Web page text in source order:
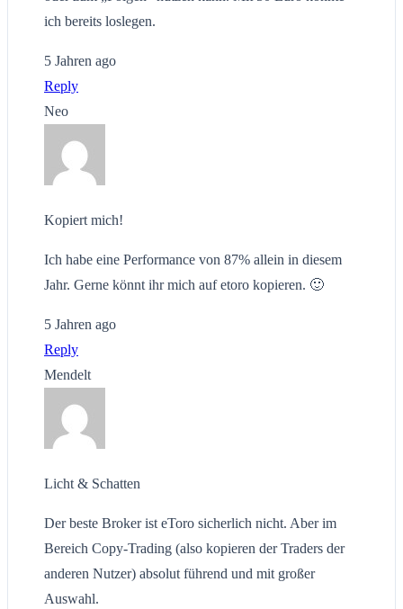
ich bereits loslegen.
5 Jahren ago
Reply
Neo
Kopiert mich!
Ich habe eine Performance von 87% allein in diesem
Jahr. Gerne könnt ihr mich auf etoro kopieren. 🙂
5 Jahren ago
Reply
Mendelt
Licht & Schatten
Der beste Broker ist eToro sicherlich nicht. Aber im
Bereich Copy-Trading (also kopieren der Traders der
anderen Nutzer) absolut führend und mit großer
Auswahl.